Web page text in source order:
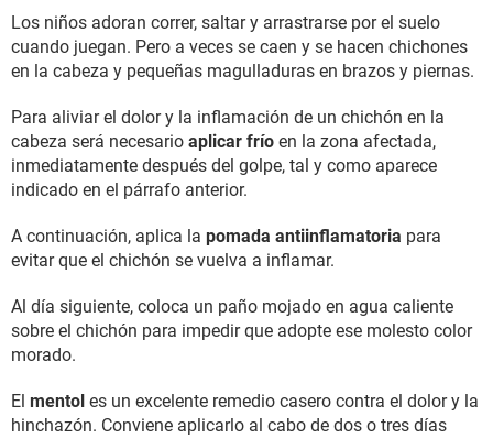
Los niños adoran correr, saltar y arrastrarse por el suelo
cuando juegan. Pero a veces se caen y se hacen chichones
en la cabeza y pequeñas magulladuras en brazos y piernas.
Para aliviar el dolor y la inflamación de un chichón en la
cabeza será necesario aplicar frío en la zona afectada,
inmediatamente después del golpe, tal y como aparece
indicado en el párrafo anterior.
A continuación, aplica la pomada antiinflamatoria para
evitar que el chichón se vuelva a inflamar.
Al día siguiente, coloca un paño mojado en agua caliente
sobre el chichón para impedir que adopte ese molesto color
morado.
El mentol es un excelente remedio casero contra el dolor y la
hinchazón. Conviene aplicarlo al cabo de dos o tres días